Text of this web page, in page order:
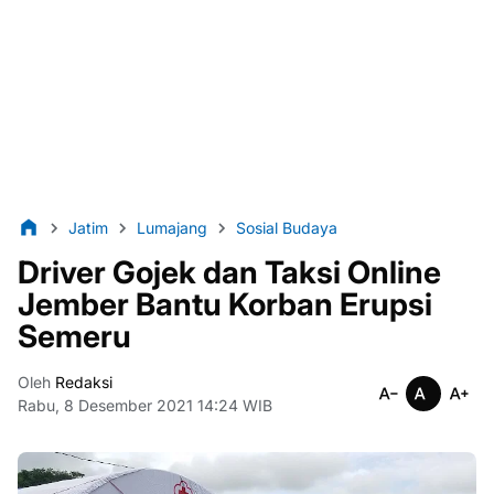
Jatim Lumajang Sosial Budaya
Driver Gojek dan Taksi Online
Jember Bantu Korban Erupsi
Semeru
Oleh Redaksi
Rabu, 8 Desember 2021 14:24 WIB